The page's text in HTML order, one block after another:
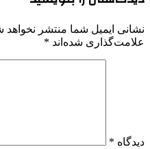
نشانی ایمیل شما منتشر نخواهد
علامت‌گذاری شده‌اند *
دیدگاه *